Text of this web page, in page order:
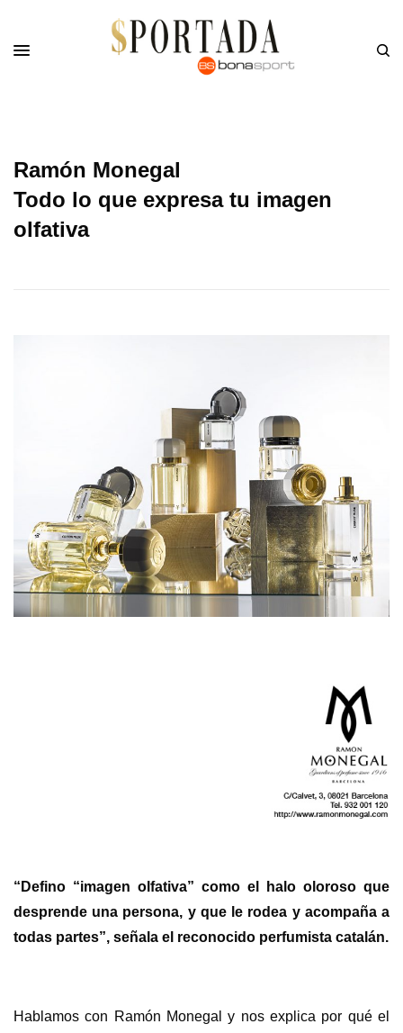
Ramón Monegal
Todo lo que expresa tu imagen
olfativa
“Defino “imagen olfativa” como el halo oloroso que
desprende una persona, y que le rodea y acompaña a
todas partes”, señala el reconocido perfumista catalán.
Hablamos con Ramón Monegal y nos explica por qué el